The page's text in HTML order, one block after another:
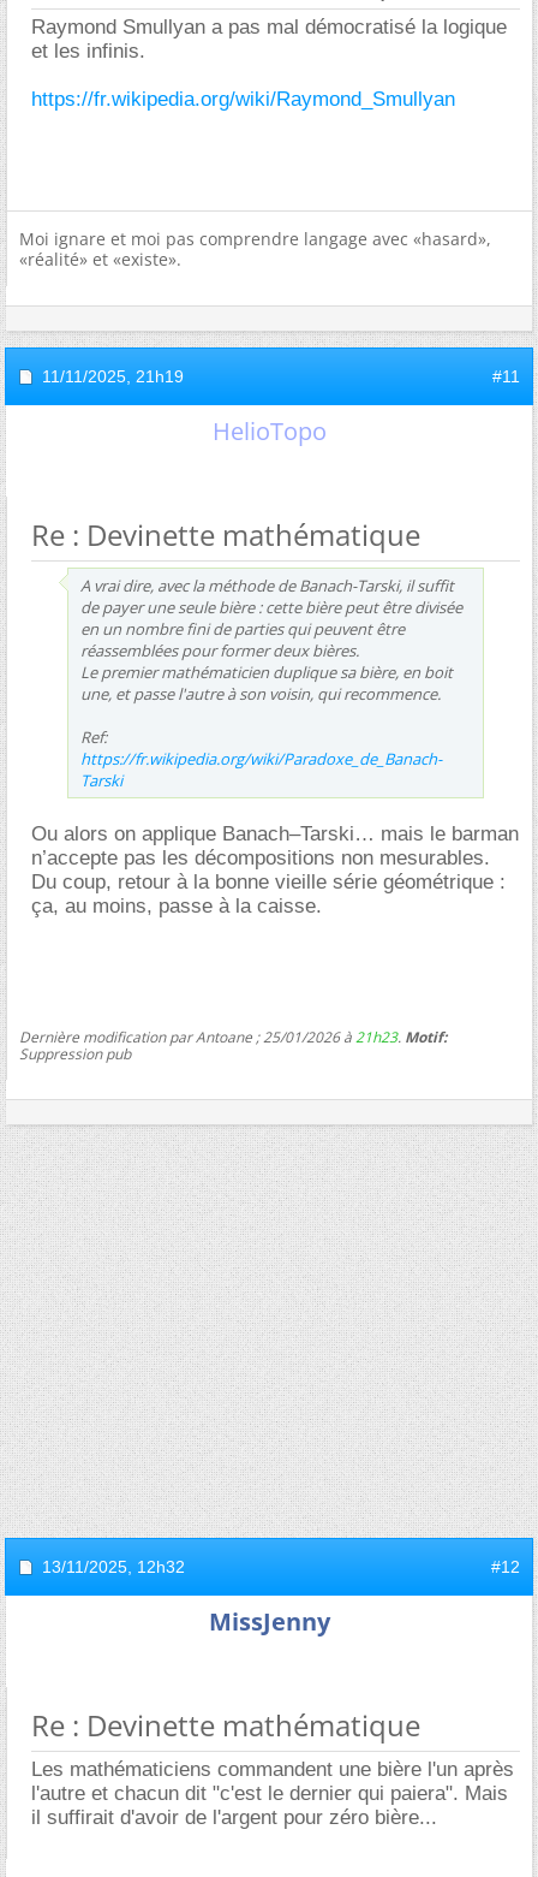
Raymond Smullyan a pas mal démocratisé la logique
et les infinis.
https://fr.wikipedia.org/wiki/Raymond_Smullyan
Moi ignare et moi pas comprendre langage avec «hasard»,
«réalité» et «existe».
11/11/2025, 21h19 #11
HelioTopo
Re : Devinette mathématique
A vrai dire, avec la méthode de Banach-Tarski, il suffit
de payer une seule bière : cette bière peut être divisée
en un nombre fini de parties qui peuvent être
réassemblées pour former deux bières.
Le premier mathématicien duplique sa bière, en boit
une, et passe l'autre à son voisin, qui recommence.
Ref:
https://fr.wikipedia.org/wiki/Paradoxe_de_Banach-
Tarski
Ou alors on applique Banach–Tarski… mais le barman
n’accepte pas les décompositions non mesurables.
Du coup, retour à la bonne vieille série géométrique :
ça, au moins, passe à la caisse.
Dernière modification par Antoane ; 25/01/2026 à21h23. Motif:
Suppression pub
13/11/2025, 12h32 #12
MissJenny
Re : Devinette mathématique
Les mathématiciens commandent une bière l'un après
l'autre et chacun dit "c'est le dernier qui paiera". Mais
il suffirait d'avoir de l'argent pour zéro bière...